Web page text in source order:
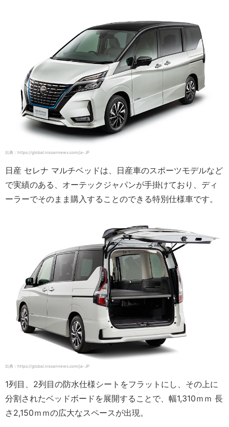
出典：https://global.nissannews.com/ja-JP
日産 セレナ マルチベッドは、日産車のスポーツモデルなど
で実績のある、オーテックジャパンが手掛けており、ディ
ーラーでそのまま購入することのできる特別仕様車です。
出典：https://global.nissannews.com/ja-JP
1列目、2列目の防水仕様シートをフラットにし、その上に
分割されたベッドボードを展開することで、幅1,310ｍｍ 長
さ2,150ｍｍの広大なスペースが出現。